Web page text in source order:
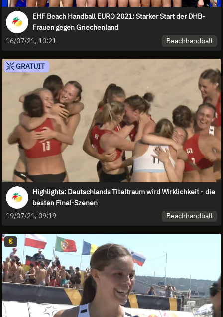
EHF Beach Handball EURO 2021: Starker Start der DHB-
Frauen gegen Griechenland
16/07/21, 10:21
Beachhandball
GRATUIT
Highlights: Deutschlands Titeltraum wird Wirklichkeit - die
besten Final-Szenen
19/07/21, 09:19
Beachhandball
€